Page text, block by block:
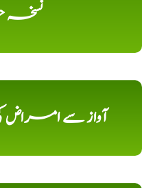
آواز سے امراض